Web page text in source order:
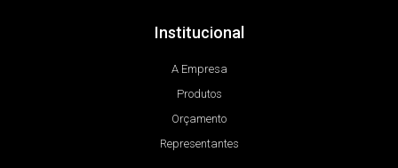
Institucional
A Empresa
Produtos
Orçamento
Representantes